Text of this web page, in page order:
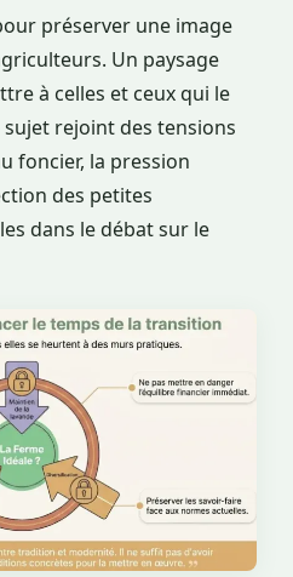
préserver une image
Un paysage
à celles et ceux qui le
sujet rejoint des tensions
foncier, la pression
des petites
dans le débat sur le